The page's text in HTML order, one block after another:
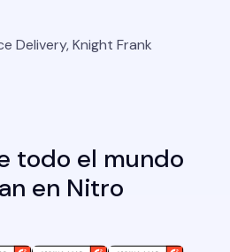
Delivery, Knight Frank
todo el mundo
en Nitro